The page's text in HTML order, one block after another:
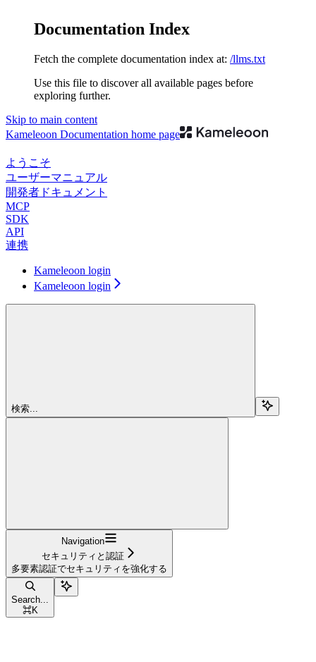
Documentation Index
Fetch the complete documentation index at: /llms.txt
Use this file to discover all available pages before
exploring further.
Skip to main content
Kameleoon Documentation home page
ようこそ
ユーザーマニュアル
開発者ドキュメント
MCP
SDK
API
連携
Kameleoon login
Kameleoon login
検索...
Navigation
セキュリティと認証
多要素認証でセキュリティを強化する
Search...
⌘K